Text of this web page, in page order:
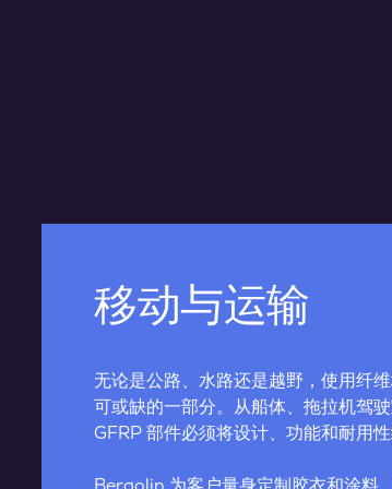
移动与运输
无论是公路、水路还是越野，使用纤
可或缺的一部分。从船体、拖拉机驾
GFRP 部件必须将设计、功能和耐用性